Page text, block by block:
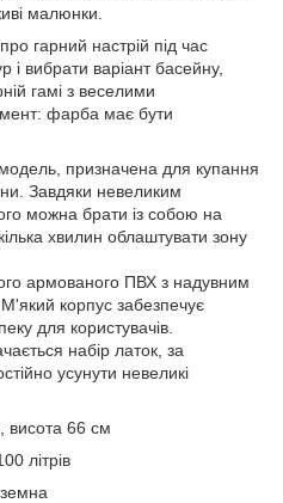
малюнки.
гарний настрій під час
вибрати варіант басейну,
гамі з веселими
фарба має бути
призначена для купання
Завдяки невеликим
можна брати із собою на
хвилин облаштувати зону
армованого ПВХ з надувним
корпус забезпечує
для користувачів.
набір латок, за
усунути невеликі
висота 66 см
літрів